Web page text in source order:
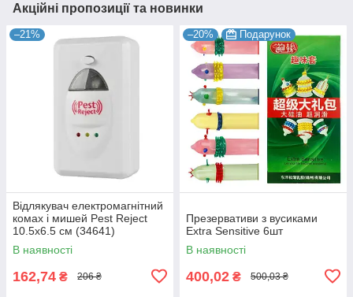
Акційні пропозиції та новинки
–21%
Відлякувач електромагнітний
комах і мишей Pest Reject
10.5х6.5 см (34641)
В наявності
162,74 ₴ 206 ₴
–20% Подарунок
Презервативи з вусиками
Extra Sensitive 6шт
В наявності
400,02 ₴ 500,03 ₴